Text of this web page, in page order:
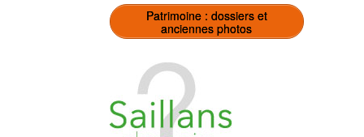
Patrimoine : dossiers et
anciennes photos